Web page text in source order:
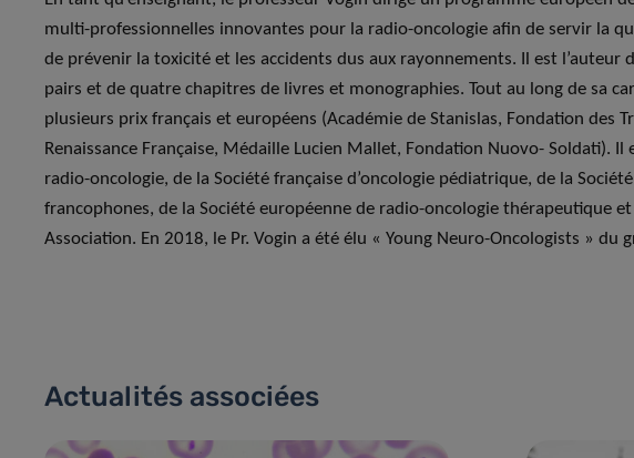
multi-professionnelles innovantes pour la radio-oncologie afin de servir la
de prévenir la toxicité et les accidents dus aux rayonnements. Il est l’auteur
pairs et de quatre chapitres de livres et monographies. Tout au long de sa
plusieurs prix français et européens (Académie de Stanislas, Fondation des
Renaissance Française, Médaille Lucien Mallet, Fondation Nuovo- Soldati).
radio-oncologie, de la Société française d’oncologie pédiatrique, de la
francophones, de la Société européenne de radio-oncologie thérapeutique
Association. En 2018, le Pr. Vogin a été élu « Young Neuro-Oncologists » du
Actualités associées